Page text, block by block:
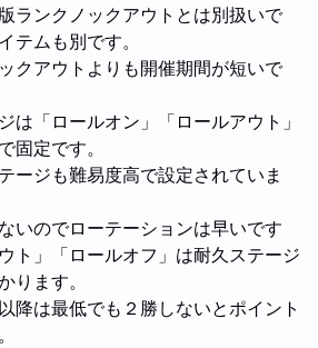
ランクノックアウトとは別扱いで
テムも別です。
クアウトよりも開催期間が短いで
は「ロールオン」「ロールアウト」
固定です。
ージも難易度高で設定されていま
いのでローテーションは早いです
ト」「ロールオフ」は耐久ステージ
ります。
降は最低でも２勝しないとポイント